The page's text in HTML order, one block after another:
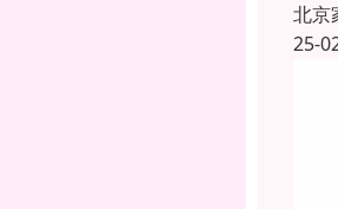
北京
25-